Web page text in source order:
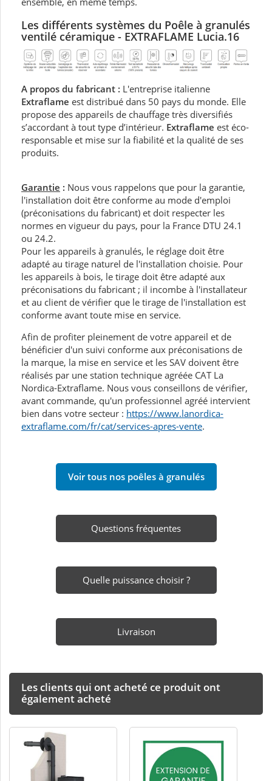
Les différents systèmes du Poêle à granulés
ventilé céramique - EXTRAFLAME Lucia.16
A propos du fabricant : L'entreprise italienne
Extraflame est distribué dans 50 pays du monde. Elle
propose des appareils de chauffage très diversifiés
s’accordant à tout type d’intérieur. Extraflame est éco-
responsable et mise sur la fiabilité et la qualité de ses
produits.
Garantie : Nous vous rappelons que pour la garantie,
l'installation doit être conforme au mode d'emploi
(préconisations du fabricant) et doit respecter les
normes en vigueur du pays, pour la France DTU 24.1
ou 24.2.
Pour les appareils à granulés, le réglage doit être
adapté au tirage naturel de l'installation choisie. Pour
les appareils à bois, le tirage doit être adapté aux
préconisations du fabricant ; il incombe à l'installateur
et au client de vérifier que le tirage de l'installation est
conforme avant toute mise en service.
Afin de profiter pleinement de votre appareil et de
bénéficier d'un suivi conforme aux préconisations de
la marque, la mise en service et les SAV doivent être
réalisés par une station technique agréée CAT La
Nordica-Extraflame. Nous vous conseillons de vérifier,
avant commande, qu'un professionnel agréé intervient
bien dans votre secteur : https://www.lanordica-
extraflame.com/fr/cat/services-apres-vente.
Voir tous nos poêles à granulés
Questions fréquentes
Quelle puissance choisir ?
Livraison
Les clients qui ont acheté ce produit ont
également acheté